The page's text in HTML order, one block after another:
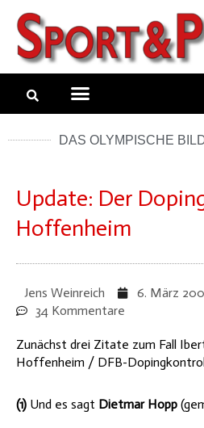
Zum
Inhalt
springen
DAS OLYMPISCHE
Update: Der
Hoffenheim
Jens Weinreich 6. März
34 Kommentare
Zunächst drei Zitate zum Fall
Hoffenheim / DFB-
(1) Und es sagt Dietmar Hopp